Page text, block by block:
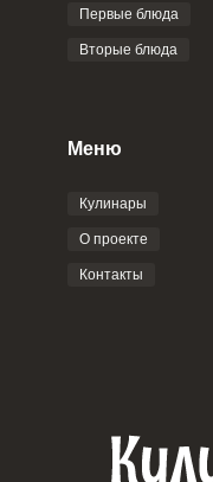
Фото до 4 шт, до 5
Отправляя эту
соглашением
Первые блюда
Вторые блюда
Меню
Кулинары
О проекте
Контакты